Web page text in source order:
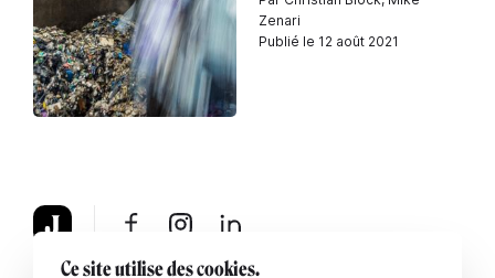
Zenari
Publié le 12 août 2021
Ce site utilise des cookies.